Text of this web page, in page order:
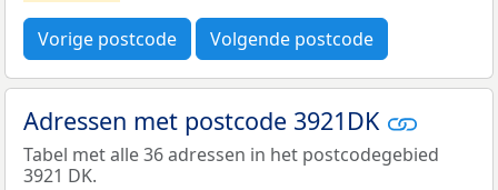
Vorige postcode Volgende postcode
Adressen met postcode 3921DK
Tabel met alle 36 adressen in het postcodegebied
3921 DK.